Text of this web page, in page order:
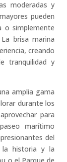
moderadas y
pueden
o simplemente
brisa marina
creando
tranquilidad y
amplia gama
durante los
para
marítimo
del
la historia y la